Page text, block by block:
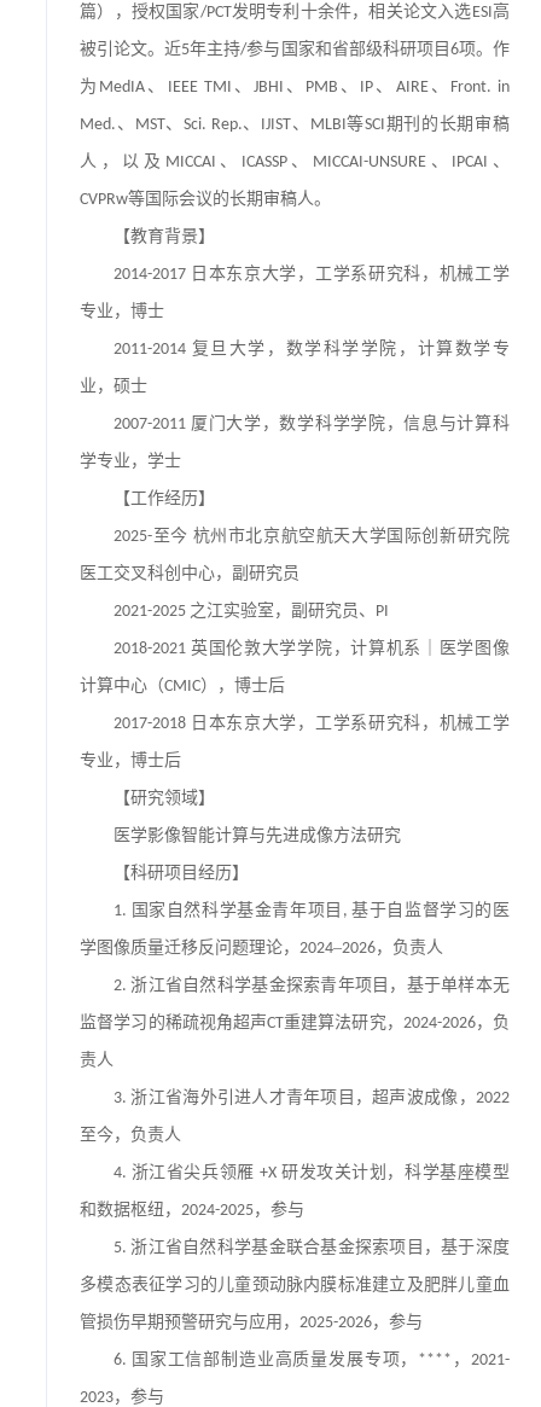
篇），授权国家/PCT发明专利十余件，相关论文入选ESI高
被引论文。近5年主持/参与国家和省部级科研项目 6项。作
为 MedIA 、 IEEE TMI 、 JBHI 、 PMB 、 IP 、 AIRE、 Front. in
Med. 、 MST、Sci. Rep.、 IJIST、 MLBI等SCI期刊的长期审稿
人，以及 MICCAI 、 ICASSP、 MICCAI-UNSURE 、 IPCAI 、
CVPRw等国际会议的长期审稿人。
【教育背景】
2014-2017 日本东京大学，工学系研究科，机械工学
专业，博士
2011-2014 复旦大学，数学科学学院，计算数学专
业，硕士
2007-2011 厦门大学，数学科学学院，信息与计算科
学专业，学士
【工作经历】
2025-至今 杭州市北京航空航天大学国际创新研究院
医工交叉科创中心，副研究员
2021-2025 之江实验室，副研究员、 PI
2018-2021 英国伦敦大学学院，计算机系｜医学图像
计算中心（CMIC），博士后
2017-2018 日本东京大学，工学系研究科，机械工学
专业，博士后
【研究领域】
医学影像智能计算与先进成像方法研究
【科研项目经历】
1. 国家自然科学基金青年项目 ,基于自监督学习的医
学图像质量迁移反问题理论， 2024–2026，负责人
2. 浙江省自然科学基金探索青年项目，基于单样本无
监督学习的稀疏视角超声CT重建算法研究， 2024-2026，负
责人
3. 浙江省海外引进人才青年项目，超声波成像， 2022
至今，负责人
4. 浙江省尖兵领雁+X 研发攻关计划，科学基座模型
和数据枢纽， 2024-2025，参与
5. 浙江省自然科学基金联合基金探索项目，基于深度
多模态表征学习的儿童颈动脉内膜标准建立及肥胖儿童血
管损伤早期预警研究与应用， 2025-2026，参与
6. 国家工信部制造业高质量发展专项， **** ， 2021-
2023，参与